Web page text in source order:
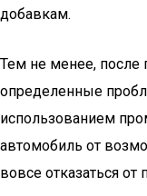
добавкам.
Тем не менее, после
определенные
использованием
автомобиль от
вовсе отказаться